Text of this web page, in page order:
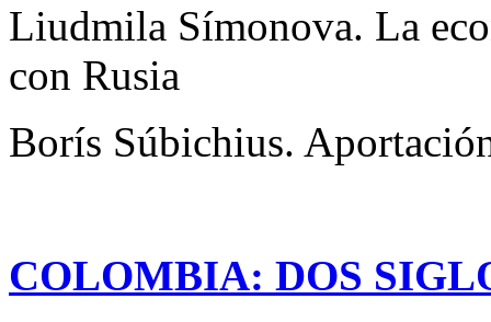
Liudmila Símonova. La
con Rusia
Borís Súbichius.
COLOMBIA: DOS